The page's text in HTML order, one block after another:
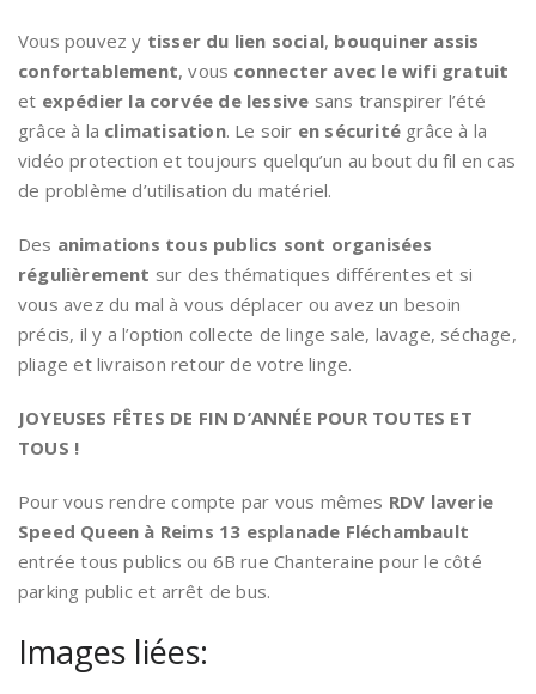
Vous pouvez y tisser du lien social, bouquiner assis
confortablement, vous connecter avec le wifi gratuit
et expédier la corvée de lessive sans transpirer l’été
grâce à la climatisation. Le soir en sécurité grâce à la
vidéo protection et toujours quelqu’un au bout du fil en cas
de problème d’utilisation du matériel.
Des animations tous publics sont organisées
régulièrement sur des thématiques différentes et si
vous avez du mal à vous déplacer ou avez un besoin
précis, il y a l’option collecte de linge sale, lavage, séchage,
pliage et livraison retour de votre linge.
JOYEUSES FÊTES DE FIN D’ANNÉE POUR TOUTES ET
TOUS !
Pour vous rendre compte par vous mêmes RDV laverie
Speed Queen à Reims 13 esplanade Fléchambault
entrée tous publics ou 6B rue Chanteraine pour le côté
parking public et arrêt de bus.
Images liées: